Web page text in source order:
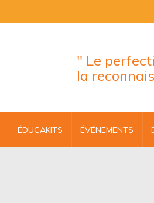
" Le
la
ÉDUCAKITS ÉVÉNEMENTS